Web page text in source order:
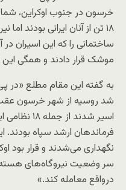
خرسون در جنوب اوکراین،
۱۸ تن از آنان ایرانی بودند
ساختمانی را که این اسیران
موشک قرار دادند و همگی این
به گفته این مقام مطلع «در
شد روسیه از شهر خرسون
اسیر شدند از
فرماندهان ارشد سپاه
نگهداری می‌شدند و قرار بود
سر وضعیت نیروگاه‌های
درواقع معامله کند.»